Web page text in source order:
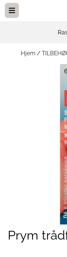
Hopp til innhold
Hjem /
Prym